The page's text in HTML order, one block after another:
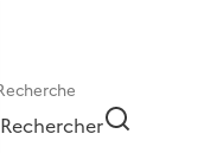
Rechercher